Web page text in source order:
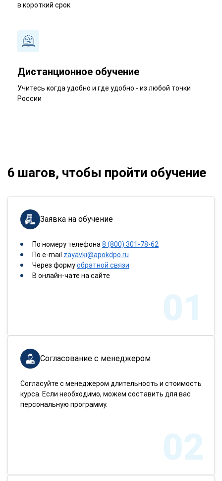
в короткий срок
Дистанционное обучение
Учитесь когда удобно и где удобно - из любой точки
России
6 шагов, чтобы пройти обучение
Заявка на обучение
По номеру телефона 8 (800) 301-78-62
По e-mail zayavki@apokdpo.ru
Через формуобратной связи
В онлайн-чате на сайте
01
Согласование с менеджером
Согласуйте с менеджером длительность и стоимость
курса. Если необходимо, можем составить для вас
персональную программу.
02